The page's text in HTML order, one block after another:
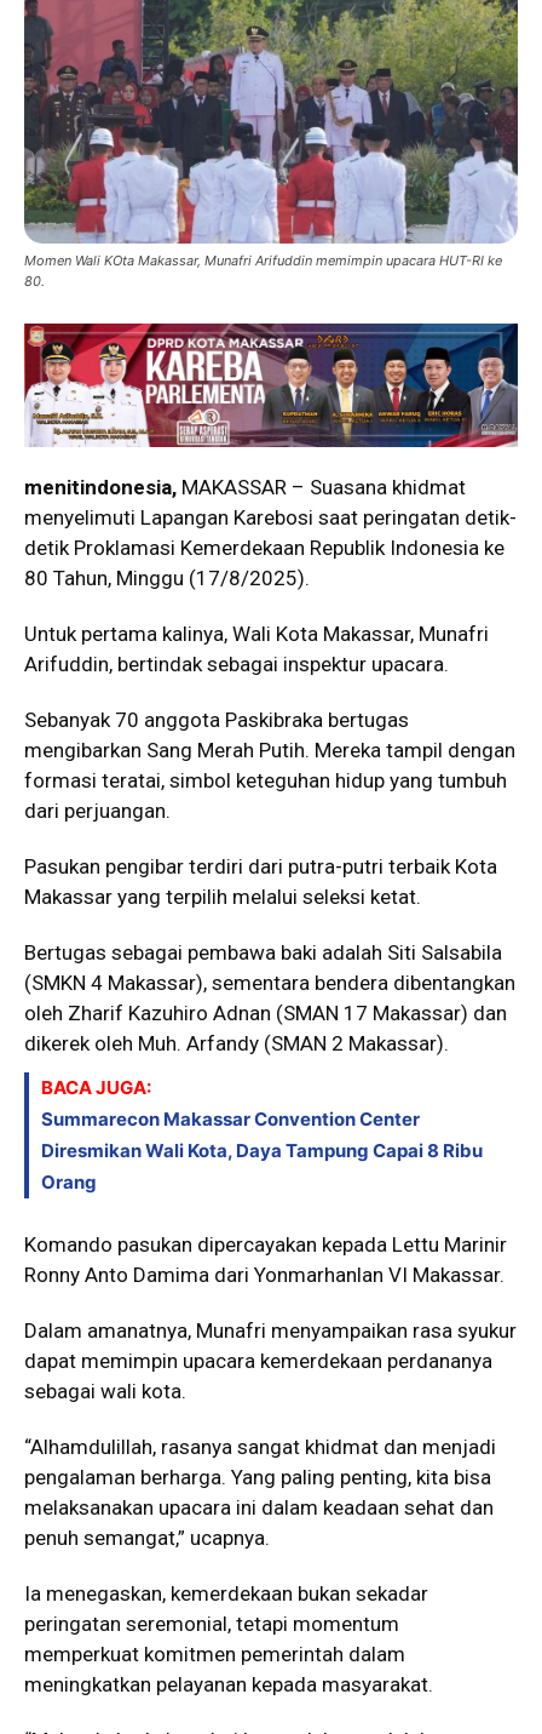
Momen Wali KOta Makassar, Munafri Arifuddin memimpin upacara HUT-RI ke
80.
menitindonesia, MAKASSAR – Suasana khidmat
menyelimuti Lapangan Karebosi saat peringatan detik-
detik Proklamasi Kemerdekaan Republik Indonesia ke
80 Tahun, Minggu (17/8/2025).
Untuk pertama kalinya, Wali Kota Makassar, Munafri
Arifuddin, bertindak sebagai inspektur upacara.
Sebanyak 70 anggota Paskibraka bertugas
mengibarkan Sang Merah Putih. Mereka tampil dengan
formasi teratai, simbol keteguhan hidup yang tumbuh
dari perjuangan.
Pasukan pengibar terdiri dari putra-putri terbaik Kota
Makassar yang terpilih melalui seleksi ketat.
Bertugas sebagai pembawa baki adalah Siti Salsabila
(SMKN 4 Makassar), sementara bendera dibentangkan
oleh Zharif Kazuhiro Adnan (SMAN 17 Makassar) dan
dikerek oleh Muh. Arfandy (SMAN 2 Makassar).
BACA JUGA:
Summarecon Makassar Convention Center
Diresmikan Wali Kota, Daya Tampung Capai 8 Ribu
Orang
Komando pasukan dipercayakan kepada Lettu Marinir
Ronny Anto Damima dari Yonmarhanlan VI Makassar.
Dalam amanatnya, Munafri menyampaikan rasa syukur
dapat memimpin upacara kemerdekaan perdananya
sebagai wali kota.
“Alhamdulillah, rasanya sangat khidmat dan menjadi
pengalaman berharga. Yang paling penting, kita bisa
melaksanakan upacara ini dalam keadaan sehat dan
penuh semangat,” ucapnya.
Ia menegaskan, kemerdekaan bukan sekadar
peringatan seremonial, tetapi momentum
memperkuat komitmen pemerintah dalam
meningkatkan pelayanan kepada masyarakat.